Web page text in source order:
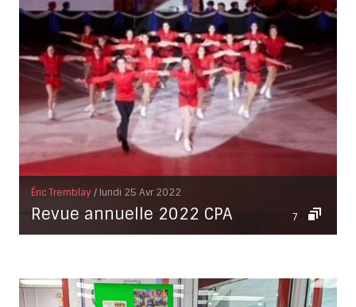
Éric Tremblay/ lundi 25 Avr 2022
Revue annuelle 2022 CPA 7